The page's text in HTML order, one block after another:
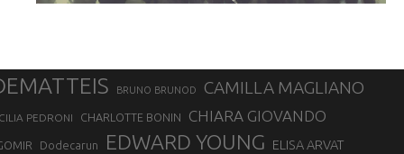
BRUNO BRUNOD CAMILLA MAGLIANO
PEDRONI CHARLOTTE BONIN CHIARA GIOVANDO
Dodecarun EDWARD YOUNG ELISA ARVAT